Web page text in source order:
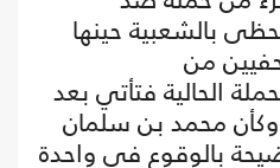
بالشعبية حينها
من
الحالية فتأتي بعد
محمد بن سلمان
بالوقوع في واحدة